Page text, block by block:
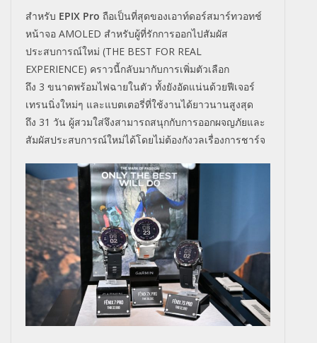
สำหรับ EPIX Pro ถือเป็นที่สุดของเอาท์ดอร์สมาร์ทวอทช์
หน้าจอ AMOLED สำหรับผู้ที่รักการออกไปสัมผัส
ประสบการณ์ใหม่ (THE BEST FOR REAL
EXPERIENCE) คราวนี้กลับมากับการเพิ่มตัวเลือก
ถึง 3 ขนาดพร้อมไฟฉายในตัว ทั้งยังอัดแน่นด้วยฟีเจอร์
เทรนนิ่งใหม่ๆ และแบตเตอรี่ที่ใช้งานได้ยาวนานสูงสุด
ถึง 31 วัน ผู้สวมใส่จึงสามารถสนุกกับการออกผจญภัยและ
สัมผัสประสบการณ์ใหม่ได้โดยไม่ต้องกังวลเรื่องการชาร์จ